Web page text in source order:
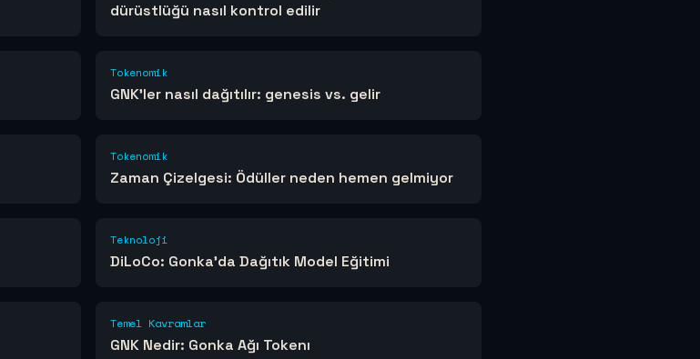
dürüstlüğü nasıl kontrol edilir
Tokenomik
GNK'ler nasıl dağıtılır: genesis vs. gelir
Tokenomik
Zaman Çizelgesi: Ödüller neden hemen gelmiyor
Teknoloji
DiLoCo: Gonka'da Dağıtık Model Eğitimi
Temel Kavramlar
GNK Nedir: Gonka Ağı Tokenı